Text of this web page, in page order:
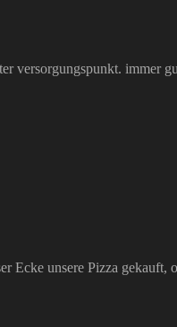
versorgungspunkt. immer
Ecke unsere Pizza